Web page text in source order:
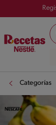
Categorías